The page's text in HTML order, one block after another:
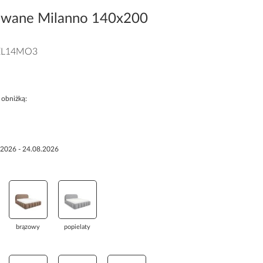
Milanno 140x200
- 24.08.2026
brązowy popielaty